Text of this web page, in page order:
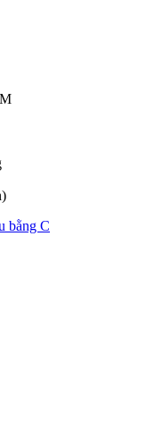
bằng C